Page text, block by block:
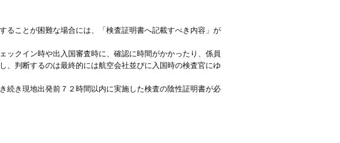
ることが困難な場合には、「検査証明書へ記載すべき内容」が
ックイン時や出入国審査時に、確認に時間がかかったり、係員
、判断するのは最終的には航空会社並びに入国時の検査官にゆ
き現地出発前７２時間以内に実施した検査の陰性証明書が必